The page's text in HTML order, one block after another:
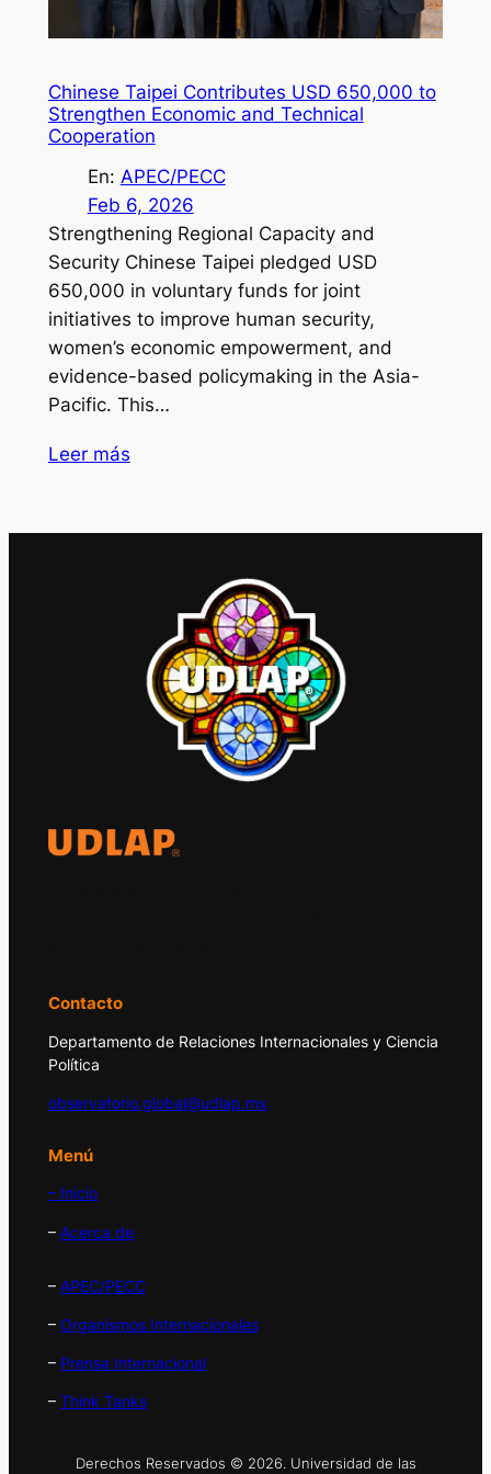
Chinese Taipei Contributes USD 650,000 to
Strengthen Economic and Technical
Cooperation
En: APEC/PECC
Feb 6, 2026
Strengthening Regional Capacity and
Security Chinese Taipei pledged USD
650,000 in voluntary funds for joint
initiatives to improve human security,
women’s economic empowerment, and
evidence-based policymaking in the Asia-
Pacific. This…
Leer más
Contacto
Departamento de Relaciones Internacionales y Ciencia
Política
observatorio.global@udlap.mx
Menú
– Inicio
– Acerca de
– APEC/PECC
– Organismos Internacionales
– Prensa Internacional
– Think Tanks
Derechos Reservados © 2026. Universidad de las